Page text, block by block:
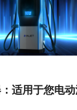
适用于您电